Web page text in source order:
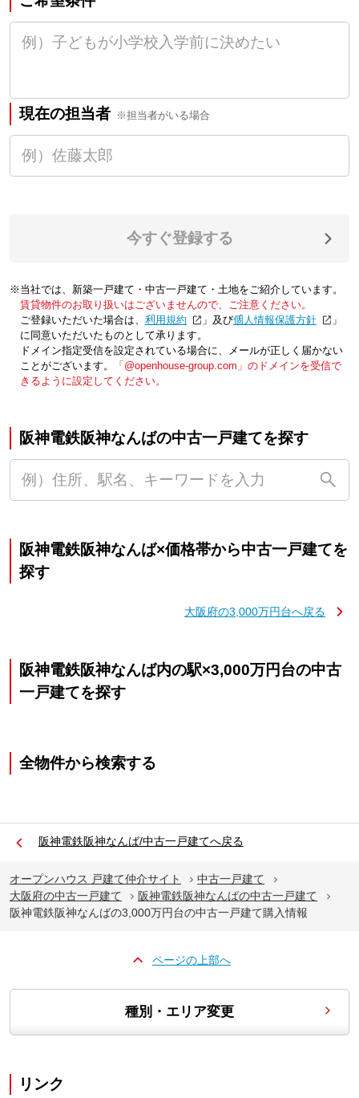
現在の担当者 ※担当者がいる場合
今すぐ登録する
※当社では、新築一戸建て・中古一戸建て・土地をご紹介しています。
賃貸物件のお取り扱いはございませんので、ご注意ください。
ご登録いただいた場合は、「利用規約 」及び「個人情報保護方針
」
に同意いただいたものとして承ります。
ドメイン指定受信を設定されている場合に、メールが正しく届かない
ことがございます。
「@openhouse-group.com」のドメインを受信で
きるように設定してください。
阪神電鉄阪神なんばの中古一戸建てを探す
阪神電鉄阪神なんば×価格帯から中古一戸建てを
探す
大阪府の3,000万円台へ戻る
阪神電鉄阪神なんば内の駅×3,000万円台の中古
一戸建てを探す
全物件から検索する
阪神電鉄阪神なんば/中古一戸建てへ戻る
オープンハウス 戸建て仲介サイト
中古一戸建て
大阪府の中古一戸建て
阪神電鉄阪神なんばの中古一戸建て
阪神電鉄阪神なんばの3,000万円台の中古一戸建て購入情報
ページの上部へ
種別・エリア変更
リンク